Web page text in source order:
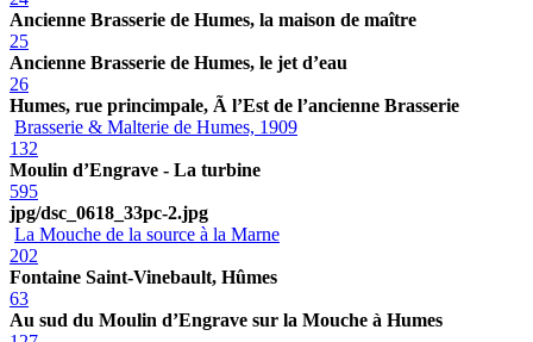
Ancienne Brasserie de Humes, la maison de maître
25
Ancienne Brasserie de Humes, le jet d’eau
26
Humes, rue princimpale, Ã l’Est de l’ancienne Brasserie
Brasserie & Malterie de Humes, 1909
132
Moulin d’Engrave - La turbine
595
jpg/dsc_0618_33pc-2.jpg
La Mouche de la source à la Marne
202
Fontaine Saint-Vinebault, Hûmes
63
Au sud du Moulin d’Engrave sur la Mouche à Humes